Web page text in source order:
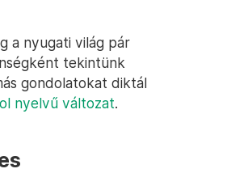
a nyugati világ pár
tekintünk
gondolatokat diktál
nyelvű változat.